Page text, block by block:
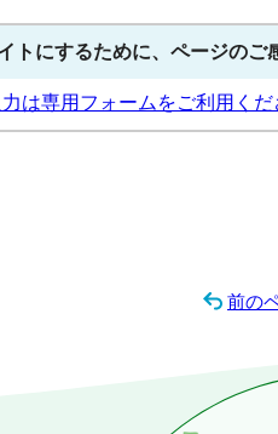
トにするために、ページのご
は専用フォームをご利用くだ
前の